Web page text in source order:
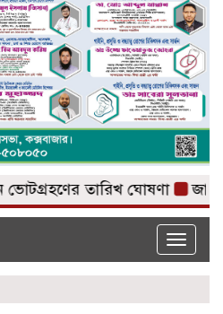
তারিখ ঘোষণা জাতিসংঘে
Toggle